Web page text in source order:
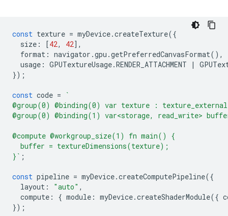
const texture = myDevice.createTexture({
size : [42, 42],
format : navigator .gpu .getPreferredCanvasFormat(),
usage : GPUTextureUsage.RENDER_ATTACHMENT |
});
const code =
`
@group(0) @binding(0) var texture :
@group(0) @binding(1) var<storage, read_write>
@compute @workgroup_size(1) fn main() {
  buffer = textureDimensions(texture);
}` ;
const pipeline = myDevice.createComputePipeline({
layout : "auto" ,
compute : { module : myDevice.createShaderModule({
});